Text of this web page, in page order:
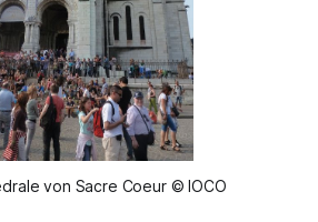
von Sacre Coeur © IOCO